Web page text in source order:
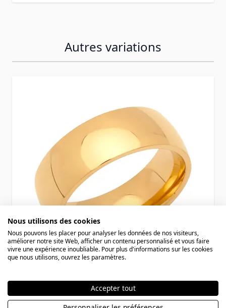
Autres variations
Bague acier personnalisée - 0812
Nous utilisons des cookies
Nous pouvons les placer pour analyser les données de nos visiteurs,
améliorer notre site Web, afficher un contenu personnalisé et vous faire
vivre une expérience inoubliable. Pour plus d'informations sur les cookies
que nous utilisons, ouvrez les paramètres.
Accepter tout